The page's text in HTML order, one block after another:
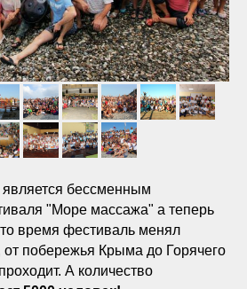
является бессменным
"Море массажа" а теперь
время фестиваль менял
побережья Крыма до Горячего
А количество